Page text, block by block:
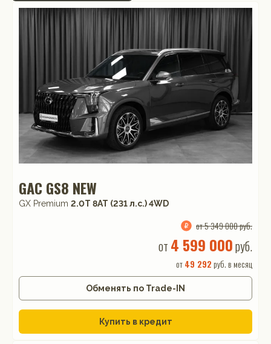
GAC GS8 NEW
GX Premium 2.0T 8AT (231 л.с.) 4WD
от 5 349 000 руб.
от 4 599 000руб.
от49 292 руб. в месяц
Обменять по Trade-IN
Купить в кредит